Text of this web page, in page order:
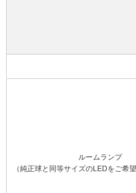
ルームランプ
（純正球と同等サイズのLEDをご希